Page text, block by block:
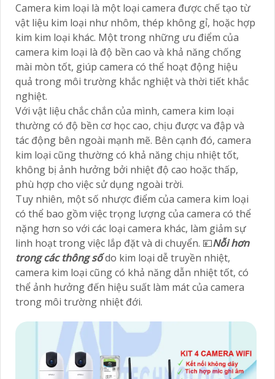
Camera kim loại là một loại camera được chế tạo từ
vật liệu kim loại như nhôm, thép không gỉ, hoặc hợp
kim kim loại khác. Một trong những ưu điểm của
camera kim loại là độ bền cao và khả năng chống
mài mòn tốt, giúp camera có thể hoạt động hiệu
quả trong môi trường khắc nghiệt và thời tiết khắc
nghiệt.
Với vật liệu chắc chắn của mình, camera kim loại
thường có độ bền cơ học cao, chịu được va đập và
tác động bên ngoài mạnh mẽ. Bên cạnh đó, camera
kim loại cũng thường có khả năng chịu nhiệt tốt,
không bị ảnh hưởng bởi nhiệt độ cao hoặc thấp,
phù hợp cho việc sử dụng ngoài trời.
Tuy nhiên, một số nhược điểm của camera kim loại
có thể bao gồm việc trọng lượng của camera có thể
nặng hơn so với các loại camera khác, làm giảm sự
linh hoạt trong việc lắp đặt và di chuyển. 💴Nỗi hơn
trong các thông sốdo kim loại dễ truyền nhiệt,
camera kim loại cũng có khả năng dẫn nhiệt tốt, có
thể ảnh hưởng đến hiệu suất làm mát của camera
trong môi trường nhiệt đới.